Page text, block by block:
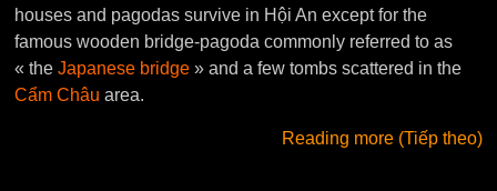
houses and pagodas survive in Hội An except for the
famous wooden bridge-pagoda commonly referred to as
« the Japanese bridge » and a few tombs scattered in the
Cẩm Châu area.
Reading more (Tiếp theo)